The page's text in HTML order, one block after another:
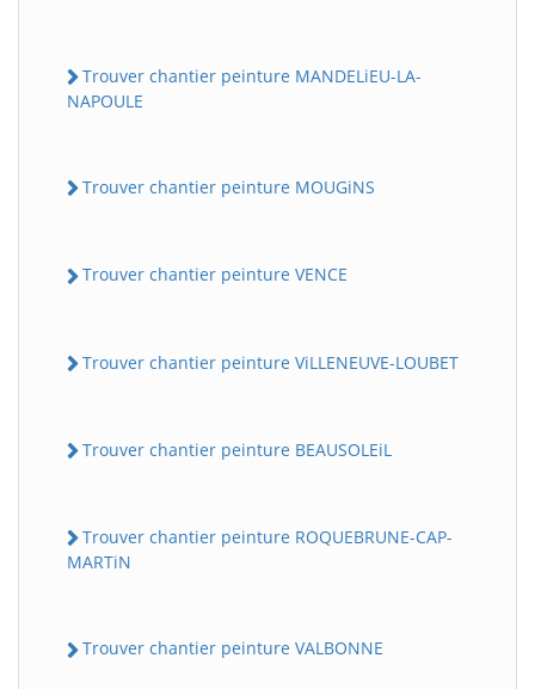
Trouver chantier peinture MANDELiEU-LA-
NAPOULE
Trouver chantier peinture MOUGiNS
Trouver chantier peinture VENCE
Trouver chantier peinture ViLLENEUVE-LOUBET
Trouver chantier peinture BEAUSOLEiL
Trouver chantier peinture ROQUEBRUNE-CAP-
MARTiN
Trouver chantier peinture VALBONNE